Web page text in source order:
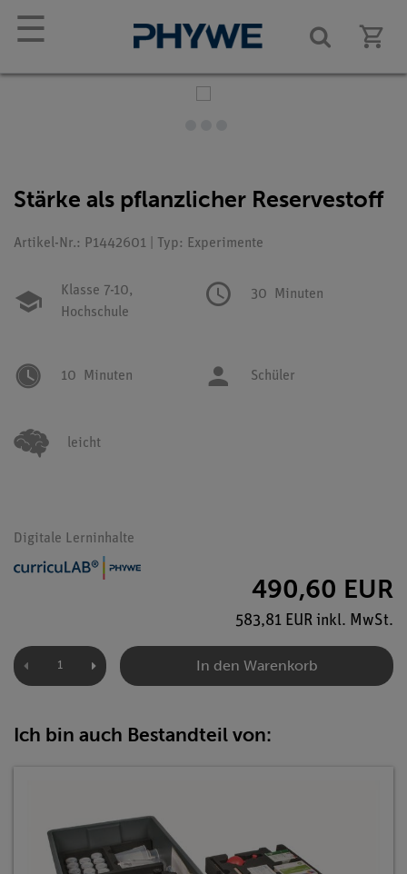
☰
Stärke als pflanzlicher Reservestoff
Artikel-Nr.: P1442601 | Typ: Experimente
Klasse 7-10,
Hochschule
30 Minuten
10 Minuten Schüler
leicht
Digitale Lerninhalte
490,60 EUR
583,81 EUR inkl. MwSt.
In den Warenkorb
Ich bin auch Bestandteil von: